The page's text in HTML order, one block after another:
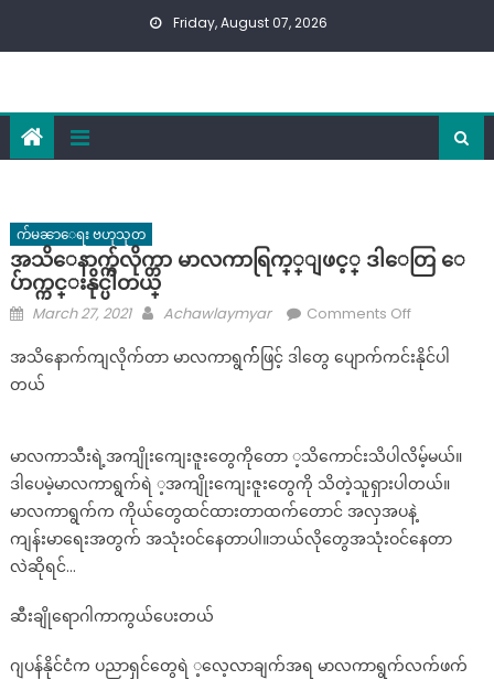
Friday, August 07, 2026
က်မၼာေရး ဗဟုသုတ
အသိေနာက္က်လိုက္တာ မာလကာရြက္္ျဖင့္ ဒါေတြ ေ
ပ်ာက္ကင္းနိုင္ပါတယ္
Posted
March 27, 2021 Author
Achawlaymyar Comments Offon
သိေ
လို
က္
တာ
မာ
ဖ
အသိနောက်ကျလိုက်တာ မာလကာရွက််ဖြင့် ဒါတွေ ပျောက်ကင်းနိုင်ပါ
တယ်
မာလကာသီးရဲ့အကျိုးကျေးဇူးတွေကိုတော ့သိကောင်းသိပါလိမ့်မယ်။
ဒါပေမဲ့မာလကာရွက်ရဲ ့အကျိုးကျေးဇူးတွေကို သိတဲ့သူရှားပါတယ်။
မာလကာရွက်က ကိုယ်တွေထင်ထားတာထက်တောင် အလှအပနဲ့
ကျန်းမာရေးအတွက် အသုံးဝင်နေတာပါ။ဘယ်လိုတွေအသုံးဝင်နေတာ
လဲဆိုရင်…
ဆီးချိုရောဂါကာကွယ်ပေးတယ်
ဂျပန်နိုင်ငံက ပညာရှင်တွေရဲ ့လေ့လာချက်အရ မာလကာရွက်လက်ဖက်